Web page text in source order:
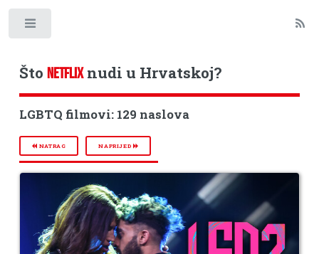
Što NETFLIXnudi u Hrvatskoj?
LGBTQ filmovi: 129 naslova
NATRAG NAPRIJED